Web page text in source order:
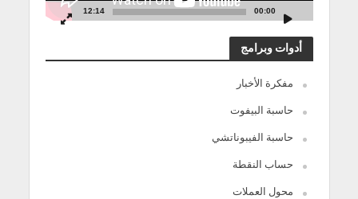
00:00
12:14
أدوات وبرامج
مفكرة الأخبار
حاسبة البيفوت
حاسبة الفيبوناتشي
حساب النقطة
محول العملات